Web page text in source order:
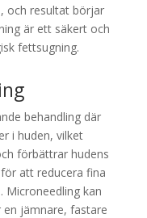
och resultat börjar
är ett säkert och
fettsugning.
behandling där
i huden, vilket
förbättrar hudens
att reducera fina
Microneedling kan
en jämnare, fastare